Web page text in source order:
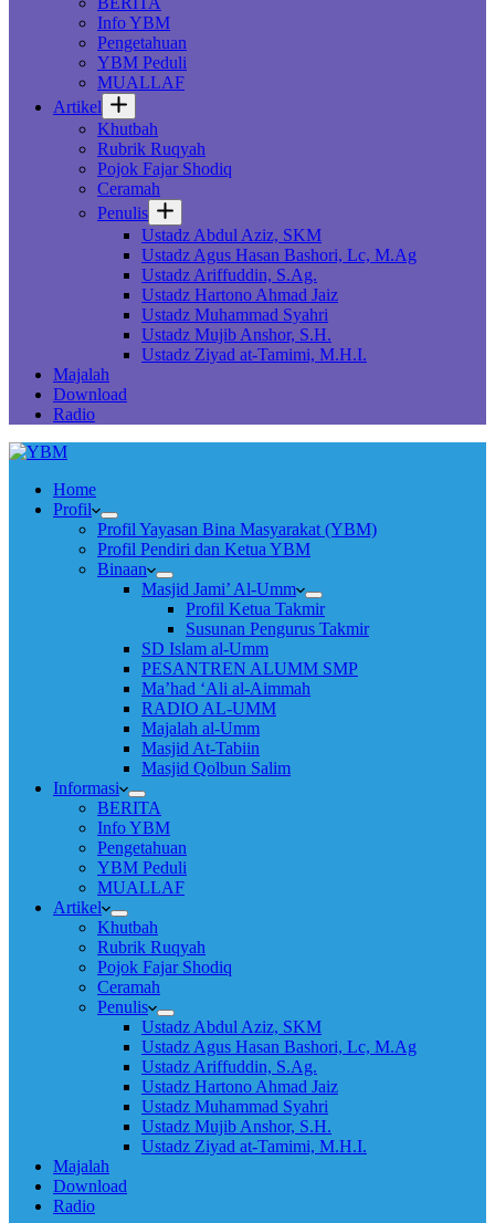
Info YBM
Pengetahuan
YBM Peduli
MUALLAF
Artikel
Khutbah
Rubrik Ruqyah
Pojok Fajar Shodiq
Ceramah
Penulis
Ustadz Abdul Aziz, SKM
Ustadz Agus Hasan Bashori, Lc, M.Ag
Ustadz Ariffuddin, S.Ag.
Ustadz Hartono Ahmad Jaiz
Ustadz Muhammad Syahri
Ustadz Mujib Anshor, S.H.
Ustadz Ziyad at-Tamimi, M.H.I.
Majalah
Download
Radio
Home
Profil
Profil Yayasan Bina Masyarakat (YBM)
Profil Pendiri dan Ketua YBM
Binaan
Masjid Jami’ Al-Umm
Profil Ketua Takmir
Susunan Pengurus Takmir
SD Islam al-Umm
PESANTREN ALUMM SMP
Ma’had ‘Ali al-Aimmah
RADIO AL-UMM
Majalah al-Umm
Masjid At-Tabiin
Masjid Qolbun Salim
Informasi
BERITA
Info YBM
Pengetahuan
YBM Peduli
MUALLAF
Artikel
Khutbah
Rubrik Ruqyah
Pojok Fajar Shodiq
Ceramah
Penulis
Ustadz Abdul Aziz, SKM
Ustadz Agus Hasan Bashori, Lc, M.Ag
Ustadz Ariffuddin, S.Ag.
Ustadz Hartono Ahmad Jaiz
Ustadz Muhammad Syahri
Ustadz Mujib Anshor, S.H.
Ustadz Ziyad at-Tamimi, M.H.I.
Majalah
Download
Radio